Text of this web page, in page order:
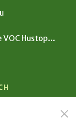
Hustop...